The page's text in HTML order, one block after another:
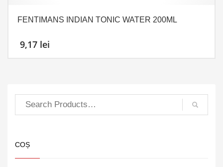
FENTIMANS INDIAN TONIC WATER 200ML
9,17 lei
COȘ